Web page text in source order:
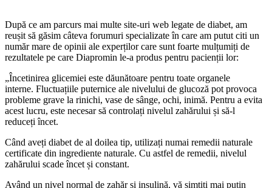
După ce am parcurs mai multe site-uri web legate de diabet, am
reușit să găsim câteva forumuri specializate în care am putut citi un
număr mare de opinii ale experților care sunt foarte mulțumiți de
rezultatele pe care Diapromin le-a produs pentru pacienții lor:
„Încetinirea glicemiei este dăunătoare pentru toate organele
interne. Fluctuațiile puternice ale nivelului de glucoză pot provoca
probleme grave la rinichi, vase de sânge, ochi, inimă. Pentru a evita
acest lucru, este necesar să controlați nivelul zahărului și să-l
reduceți încet.
Când aveți diabet de al doilea tip, utilizați numai remedii naturale
certificate din ingrediente naturale. Cu astfel de remedii, nivelul
zahărului scade încet și constant.
Având un nivel normal de zahăr și insulină, vă simțiți mai puțin